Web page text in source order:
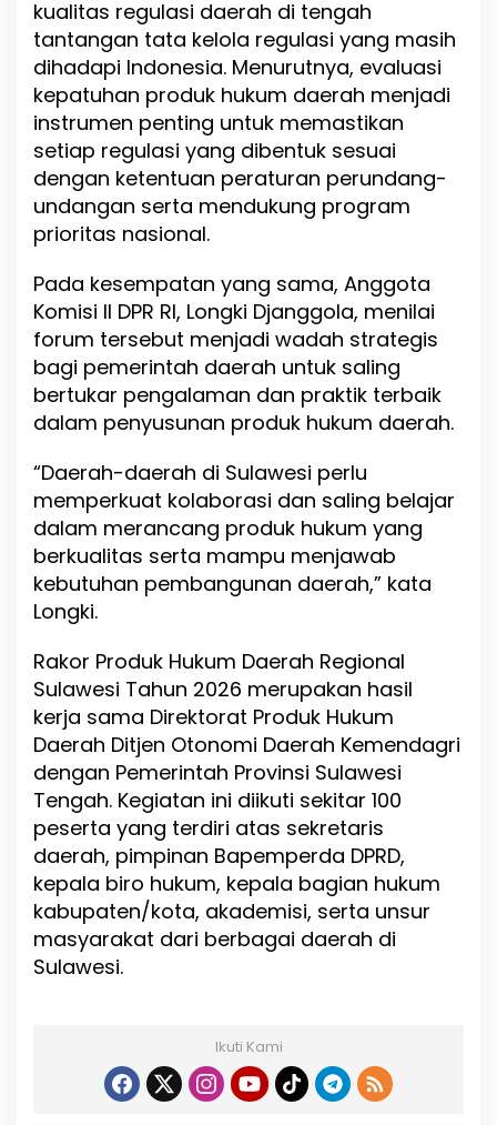
kualitas regulasi daerah di tengah
tantangan tata kelola regulasi yang masih
dihadapi Indonesia. Menurutnya, evaluasi
kepatuhan produk hukum daerah menjadi
instrumen penting untuk memastikan
setiap regulasi yang dibentuk sesuai
dengan ketentuan peraturan perundang-
undangan serta mendukung program
prioritas nasional.
Pada kesempatan yang sama, Anggota
Komisi II DPR RI, Longki Djanggola, menilai
forum tersebut menjadi wadah strategis
bagi pemerintah daerah untuk saling
bertukar pengalaman dan praktik terbaik
dalam penyusunan produk hukum daerah.
“Daerah-daerah di Sulawesi perlu
memperkuat kolaborasi dan saling belajar
dalam merancang produk hukum yang
berkualitas serta mampu menjawab
kebutuhan pembangunan daerah,” kata
Longki.
Rakor Produk Hukum Daerah Regional
Sulawesi Tahun 2026 merupakan hasil
kerja sama Direktorat Produk Hukum
Daerah Ditjen Otonomi Daerah Kemendagri
dengan Pemerintah Provinsi Sulawesi
Tengah. Kegiatan ini diikuti sekitar 100
peserta yang terdiri atas sekretaris
daerah, pimpinan Bapemperda DPRD,
kepala biro hukum, kepala bagian hukum
kabupaten/kota, akademisi, serta unsur
masyarakat dari berbagai daerah di
Sulawesi.
Ikuti Kami